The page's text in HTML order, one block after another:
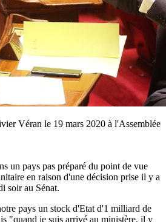
Véran le 19 mars 2020 à l'Assemblée
un pays pas préparé du point de vue
en raison d'une décision prise il y a
soir au Sénat.
pays un stock d'Etat d'1 milliard de
"quand je suis arrivé au ministère, il y